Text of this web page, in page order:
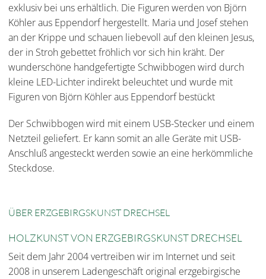
exklusiv bei uns erhältlich. Die Figuren werden von Björn
Köhler aus Eppendorf hergestellt. Maria und Josef stehen
an der Krippe und schauen liebevoll auf den kleinen Jesus,
der in Stroh gebettet fröhlich vor sich hin kräht. Der
wunderschöne handgefertigte Schwibbogen wird durch
kleine LED-Lichter indirekt beleuchtet und wurde mit
Figuren von Björn Köhler aus Eppendorf bestückt
Der Schwibbogen wird mit einem USB-Stecker und einem
Netzteil geliefert. Er kann somit an alle Geräte mit USB-
Anschluß angesteckt werden sowie an eine herkömmliche
Steckdose.
ÜBER ERZGEBIRGSKUNST DRECHSEL
HOLZKUNST VON ERZGEBIRGSKUNST DRECHSEL
Seit dem Jahr 2004 vertreiben wir im Internet und seit
2008 in unserem Ladengeschäft original erzgebirgische